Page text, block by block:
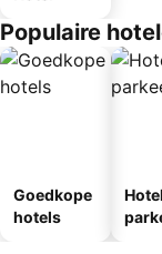
Populaire
Goedkope
hotels